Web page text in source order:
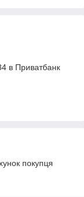
в Приватбанк
покупця